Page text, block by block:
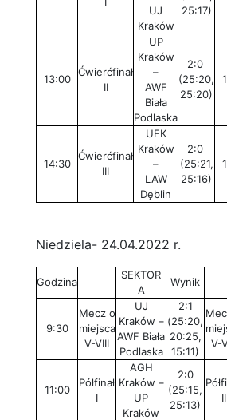
UJ
Kraków
25:17)
13:00
Ćwierćfinał
II
UP
Kraków
–
AWF
Biała
Podlaska
2:0
(25:20,
25:20)
14:30
Ćwierćfinał
III
UEK
Kraków
–
LAW
Dęblin
2:0
(25:21,
25:16)
Niedziela- 24.04.2022 r.
Godzina
SEKTOR
A
Wynik
9:30
Mecz o
miejsca
V-VIII
UJ
Kraków –
AWF Biała
Podlaska
2:1
(25:20,
20:25,
15:11)
V-
11:00
Półfinał
I
AGH
Kraków –
UP
Kraków
2:0
(25:15,
25:13)
II